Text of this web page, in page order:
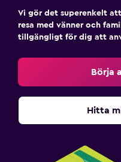
Vi gör det superenkelt
resa med vänner och
tillgängligt för dig att
Börja
Hitta